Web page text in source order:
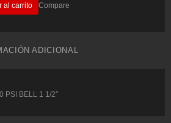
al carrito Compare
ADICIONAL
PSI BELL 1 1/2″